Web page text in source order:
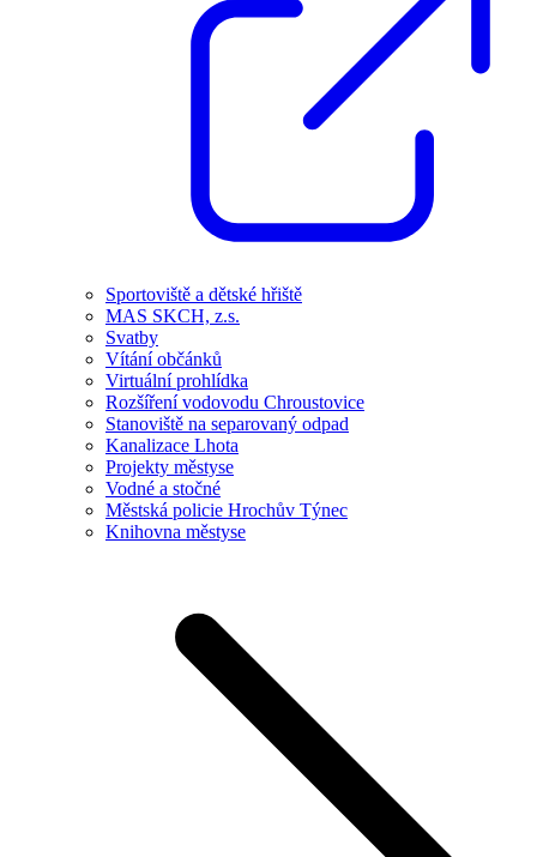
Sportoviště a dětské hřiště
MAS SKCH, z.s.
Svatby
Vítání občánků
Virtuální prohlídka
Rozšíření vodovodu Chroustovice
Stanoviště na separovaný odpad
Kanalizace Lhota
Projekty městyse
Vodné a stočné
Městská policie Hrochův Týnec
Knihovna městyse